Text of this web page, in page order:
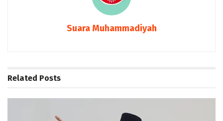
Suara Muhammadiyah
Related Posts